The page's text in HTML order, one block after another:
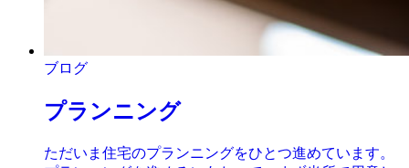
ブログ
プランニング
ただいま住宅のプランニングをひとつ進めています。